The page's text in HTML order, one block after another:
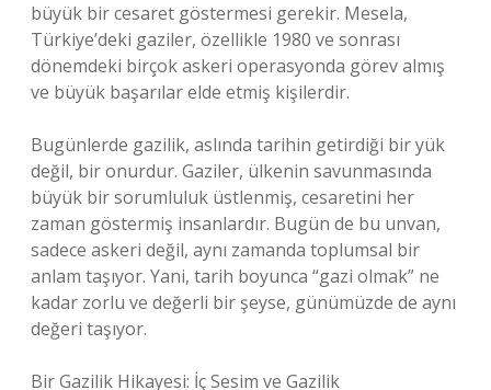
büyük bir cesaret göstermesi gerekir. Mesela,
Türkiye’deki gaziler, özellikle 1980 ve sonrası
dönemdeki birçok askeri operasyonda görev almış
ve büyük başarılar elde etmiş kişilerdir.
Bugünlerde gazilik, aslında tarihin getirdiği bir yük
değil, bir onurdur. Gaziler, ülkenin savunmasında
büyük bir sorumluluk üstlenmiş, cesaretini her
zaman göstermiş insanlardır. Bugün de bu unvan,
sadece askeri değil, aynı zamanda toplumsal bir
anlam taşıyor. Yani, tarih boyunca “gazi olmak” ne
kadar zorlu ve değerli bir şeyse, günümüzde de aynı
değeri taşıyor.
Bir Gazilik Hikayesi: İç Sesim ve Gazilik